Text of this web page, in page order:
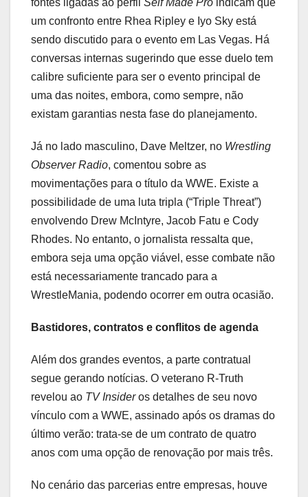
fontes ligadas ao perfil Self Made Pro indicam que
um confronto entre Rhea Ripley e Iyo Sky está
sendo discutido para o evento em Las Vegas. Há
conversas internas sugerindo que esse duelo tem
calibre suficiente para ser o evento principal de
uma das noites, embora, como sempre, não
existam garantias nesta fase do planejamento.
Já no lado masculino, Dave Meltzer, no Wrestling
Observer Radio, comentou sobre as
movimentações para o título da WWE. Existe a
possibilidade de uma luta tripla (“Triple Threat”)
envolvendo Drew McIntyre, Jacob Fatu e Cody
Rhodes. No entanto, o jornalista ressalta que,
embora seja uma opção viável, esse combate não
está necessariamente trancado para a
WrestleMania, podendo ocorrer em outra ocasião.
Bastidores, contratos e conflitos de agenda
Além dos grandes eventos, a parte contratual
segue gerando notícias. O veterano R-Truth
revelou ao TV Insideros detalhes de seu novo
vínculo com a WWE, assinado após os dramas do
último verão: trata-se de um contrato de quatro
anos com uma opção de renovação por mais três.
No cenário das parcerias entre empresas, houve